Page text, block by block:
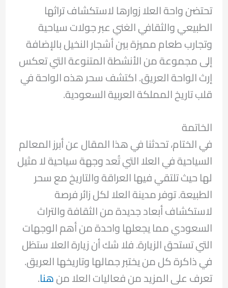
تحتضن واحة العلا زوارها لاستكشاف تراثها
الطبيعي والثقافي الغني عبر جولات سياحية
وتجارب طعام مميزة بين أشجار النخيل بالإضافة
إلى مجموعة من الأنشطة المتنوعة التي تعكس
إرث الواحة العريق. اكتشف سحر هذه الواحة في
قلب تاريخ المملكة العربية السعودية.
الخاتمة
في الختام، تحدثنا في هذا المقال عن أبرز المعالم
السياحية في العلا التي تُعد وجهة سياحية لا مثيل
لها حيث تلتقي فيها العراقة والتاريخ مع سحر
الطبيعة. توفر مدينة العلا لكل زائر فرصة
لاستكشاف أبعاد جديدة من الثقافة والتراث
السعودي مما يجعلها واحدة من أهم الوجهات
التي تستحق الزيارة. فلا شك أن زيارة العلا ستظل
في ذاكرة كل من يختبر جمالها وتاريخها العريق.
تعرف على المزيد من فعاليات العلا منهنا.